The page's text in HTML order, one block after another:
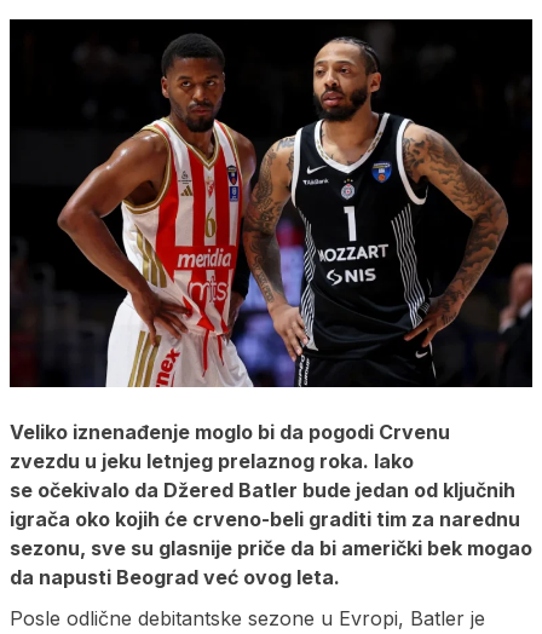
Veliko iznenađenje moglo bi da pogodi Crvenu
zvezdu u jeku letnjeg prelaznog roka. Iako
se očekivalo da Džered Batler bude jedan od ključnih
igrača oko kojih će crveno-beli graditi tim za narednu
sezonu, sve su glasnije priče da bi američki bek mogao
da napusti Beograd već ovog leta.
Posle odlične debitantske sezone u Evropi, Batler je